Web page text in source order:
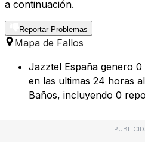
a continuación.
Reportar Problemas
Mapa de Fallos
Jazztel España genero
en las ultimas 24 horas
Baños, incluyendo 0